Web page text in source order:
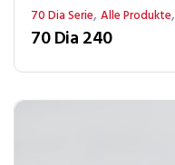
70 Dia Serie, Alle Produkte,
70 Dia 240